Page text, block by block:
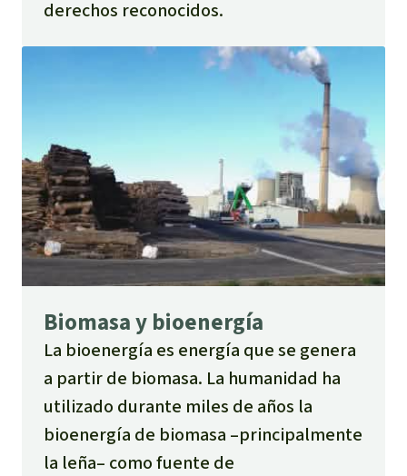
derechos reconocidos.
Biomasa y bioenergía
La bioenergía es energía que se genera
a partir de biomasa. La humanidad ha
utilizado durante miles de años la
bioenergía de biomasa –principalmente
la leña– como fuente de